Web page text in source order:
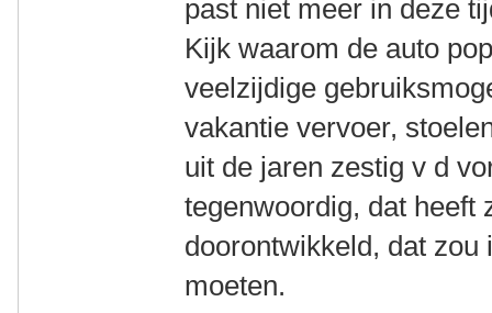
past niet meer in deze
Kijk waarom de auto
veelzijdige
vakantie vervoer,
uit de jaren zestig v d
tegenwoordig, dat heeft
doorontwikkeld, dat
moeten.